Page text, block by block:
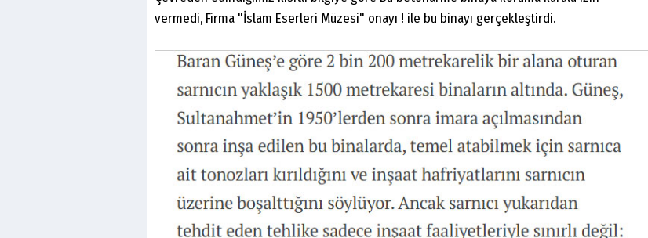
vermedi, Firma "İslam Eserleri Müzesi" onayı ! ile bu binayı gerçekleştirdi.